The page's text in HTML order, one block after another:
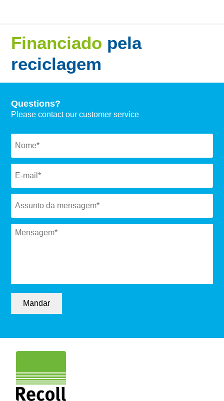
Financiado pela
reciclagem
Questions?
Please contact our customer service
Naam *
Email *
Subject *
Message *
Mandar